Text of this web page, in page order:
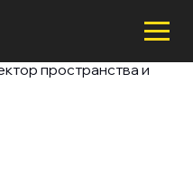
пространства и
X
X